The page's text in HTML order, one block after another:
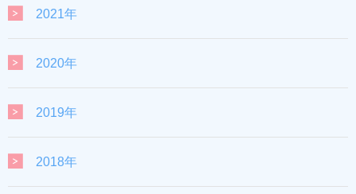
2021年
2020年
2019年
2018年